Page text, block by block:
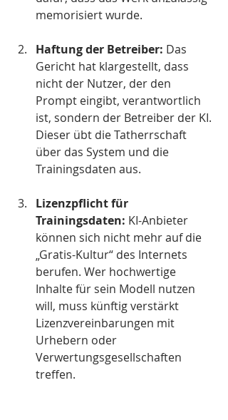
memorisiert wurde.
Haftung der Betreiber: Das
Gericht hat klargestellt, dass
nicht der Nutzer, der den
Prompt eingibt, verantwortlich
ist, sondern der Betreiber der KI.
Dieser übt die Tatherrschaft
über das System und die
Trainingsdaten aus.
Lizenzpflicht für
Trainingsdaten: KI-Anbieter
können sich nicht mehr auf die
„Gratis-Kultur“ des Internets
berufen. Wer hochwertige
Inhalte für sein Modell nutzen
will, muss künftig verstärkt
Lizenzvereinbarungen mit
Urhebern oder
Verwertungsgesellschaften
treffen.